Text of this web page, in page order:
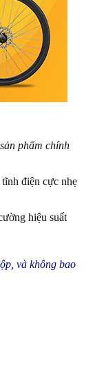
phẩm chính
điện cực nhẹ
hiệu suất
và không bao